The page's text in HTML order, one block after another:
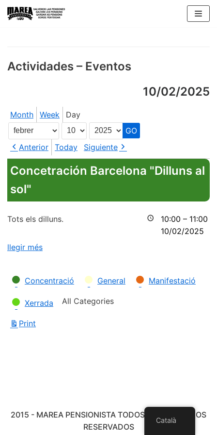
Skip
Actividades – Eventos
10/02/2025
Month Week Day
Month
Day
Year
Anterior
Today Siguiente
Concetración Barcelona "Dilluns al
sol"
10:00 – 11:00
10/02/2025
Tots els dilluns.
llegir més
Categories
Concentració General Manifestació
Xerrada All Categories
Print
2015 - MAREA PENSIONISTA TODOS LOS DERECHOS
RESERVADOS
Català